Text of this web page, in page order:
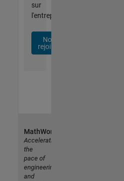
sur
l'entreprise.
Nous
rejoindre
MathWorks
Accelerating
the
pace of
engineering
and